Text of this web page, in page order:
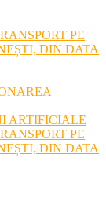
PE
DIN DATA
ARTIFICIALE
PE
DIN DATA